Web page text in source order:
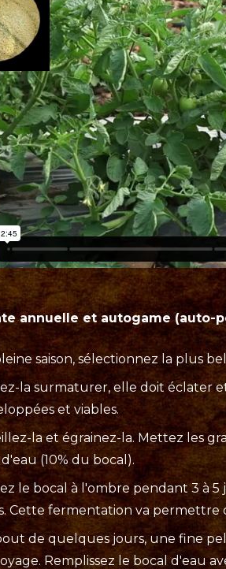
annuelle et autogame (auto-
saison, sélectionnez la plus
la surmaturer, elle doit éclater
et viables.
la et égrainez-la. Mettez les
(10% du bocal).
le bocal à l'ombre pendant 3 à
Cette fermentation va permettre
de quelques jours, une fine
Remplissez le bocal d'eau